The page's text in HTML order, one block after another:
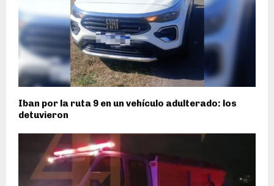
Iban por la ruta 9 en un vehículo adulterado: los
detuvieron